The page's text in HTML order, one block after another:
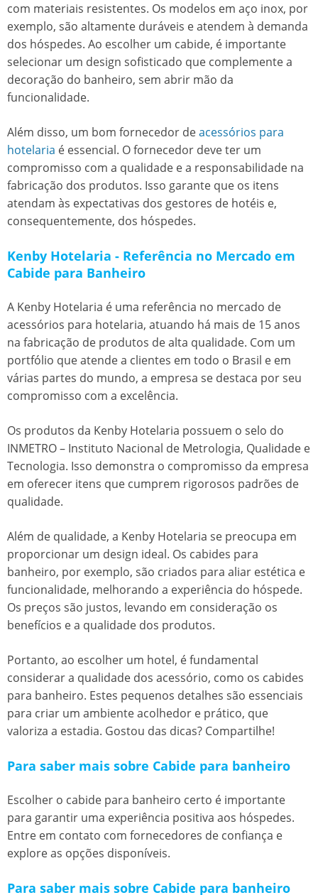
com materiais resistentes. Os modelos em aço inox, por
exemplo, são altamente duráveis e atendem à demanda
dos hóspedes. Ao escolher um cabide, é importante
selecionar um design sofisticado que complemente a
decoração do banheiro, sem abrir mão da
funcionalidade.
Além disso, um bom fornecedor deacessórios para
hotelaria é essencial. O fornecedor deve ter um
compromisso com a qualidade e a responsabilidade na
fabricação dos produtos. Isso garante que os itens
atendam às expectativas dos gestores de hotéis e,
consequentemente, dos hóspedes.
Kenby Hotelaria - Referência no Mercado em
Cabide para Banheiro
A Kenby Hotelaria é uma referência no mercado de
acessórios para hotelaria, atuando há mais de 15 anos
na fabricação de produtos de alta qualidade. Com um
portfólio que atende a clientes em todo o Brasil e em
várias partes do mundo, a empresa se destaca por seu
compromisso com a excelência.
Os produtos da Kenby Hotelaria possuem o selo do
INMETRO – Instituto Nacional de Metrologia, Qualidade e
Tecnologia. Isso demonstra o compromisso da empresa
em oferecer itens que cumprem rigorosos padrões de
qualidade.
Além de qualidade, a Kenby Hotelaria se preocupa em
proporcionar um design ideal. Os cabides para
banheiro, por exemplo, são criados para aliar estética e
funcionalidade, melhorando a experiência do hóspede.
Os preços são justos, levando em consideração os
benefícios e a qualidade dos produtos.
Portanto, ao escolher um hotel, é fundamental
considerar a qualidade dos acessório, como os cabides
para banheiro. Estes pequenos detalhes são essenciais
para criar um ambiente acolhedor e prático, que
valoriza a estadia. Gostou das dicas? Compartilhe!
Para saber mais sobre Cabide para banheiro
Escolher o cabide para banheiro certo é importante
para garantir uma experiência positiva aos hóspedes.
Entre em contato com fornecedores de confiança e
explore as opções disponíveis.
Para saber mais sobre Cabide para banheiro